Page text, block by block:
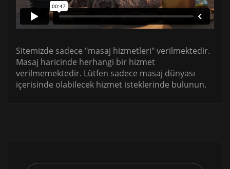
Sitemizde sadece "masaj hizmetleri" verilmektedir.
Masaj haricinde herhangi bir hizmet
verilmemektedir. Lütfen sadece masaj dünyası
içerisinde olabilecek hizmet isteklerinde bulunun.